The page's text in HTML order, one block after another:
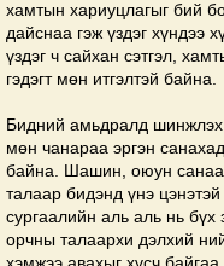
хамтын хариуцлагыг бий
дайснаа гэж үздэг хүндээ
үздэг ч сайхан сэтгэл,
гэдэгт мөн итгэлтэй байна.
Бидний амьдралд шинжлэх
мөн чанараа эргэн
байна. Шашин, оюун
талаар бидэнд үнэ
сургаалийн аль аль нь бүх
орчны талаархи дэлхий